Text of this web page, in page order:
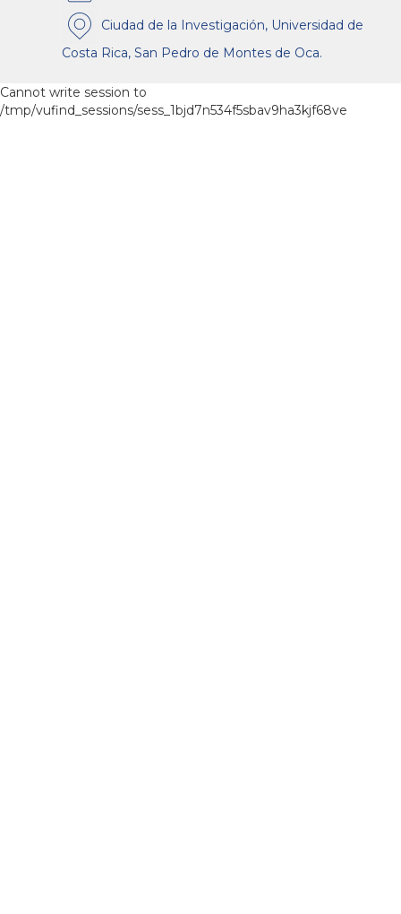
Ciudad de la Investigación, Universidad de
Costa Rica, San Pedro de Montes de Oca.
Cannot write session to
/tmp/vufind_sessions/sess_1bjd7n534f5sbav9ha3kjf68ve